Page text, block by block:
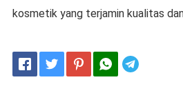
kosmetik yang terjamin kualitas